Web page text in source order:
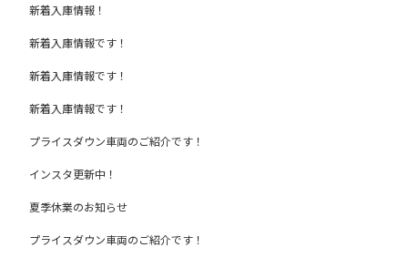
新着入庫情報！
新着入庫情報です！
新着入庫情報です！
新着入庫情報です！
プライスダウン車両のご紹介です！
インスタ更新中！
夏季休業のお知らせ
プライスダウン車両のご紹介です！